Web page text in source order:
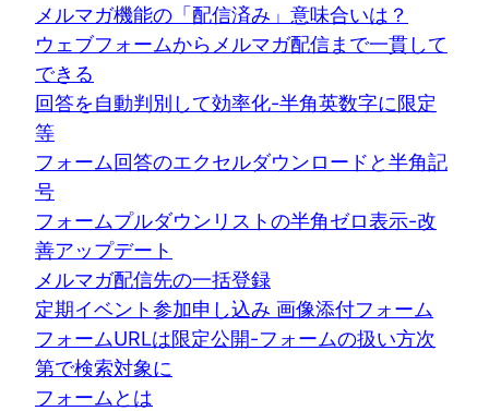
メルマガ機能の「配信済み」意味合いは？
ウェブフォームからメルマガ配信まで一貫して
できる
回答を自動判別して効率化-半角英数字に限定
等
フォーム回答のエクセルダウンロードと半角記
号
フォームプルダウンリストの半角ゼロ表示-改
善アップデート
メルマガ配信先の一括登録
定期イベント参加申し込み 画像添付フォーム
フォームURLは限定公開-フォームの扱い方次
第で検索対象に
フォームとは